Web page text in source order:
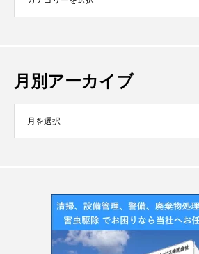
月別アーカイブ